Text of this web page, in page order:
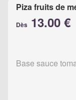
Piza fruits de
Dès 13.00 €
Base sauce